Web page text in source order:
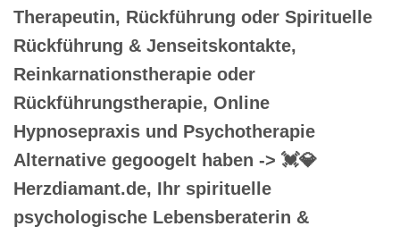
Therapeutin, Rückführung oder Spirituelle
Rückführung & Jenseitskontakte,
Reinkarnationstherapie oder
Rückführungstherapie, Online
Hypnosepraxis und Psychotherapie
Alternative gegoogelt haben -> 💓️💎
Herzdiamant.de, Ihr spirituelle
psychologische Lebensberaterin &